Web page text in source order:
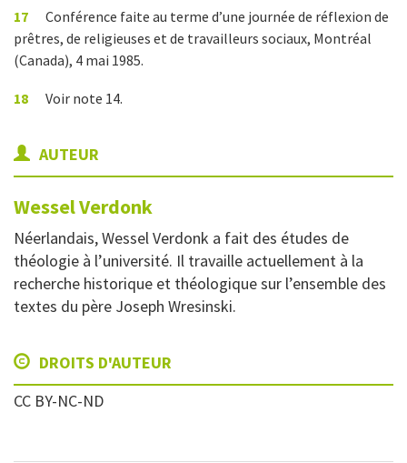
17
Conférence faite au terme d’une journée de réflexion de
prêtres, de religieuses et de travailleurs sociaux, Montréal
(Canada), 4 mai 1985.
18 Voir note 14.
AUTEUR
WesselVerdonk
Néerlandais, Wessel Verdonk a fait des études de
théologie à l’université. Il travaille actuellement à la
recherche historique et théologique sur l’ensemble des
textes du père Joseph Wresinski.
DROITS D'AUTEUR
CC BY-NC-ND